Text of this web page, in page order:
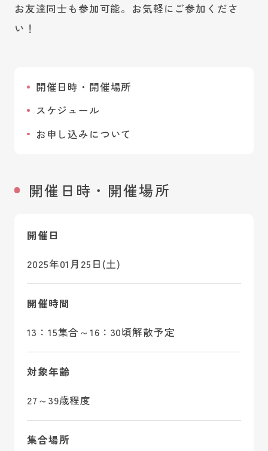
お友達同士も参加可能。お気軽にご参加くださ
い！
開催日時・開催場所
スケジュール
お申し込みについて
開催日時・開催場所
開催日
2025年01月25日(土)
開催時間
13：15集合～16：30頃解散予定
対象年齢
27～39歳程度
集合場所